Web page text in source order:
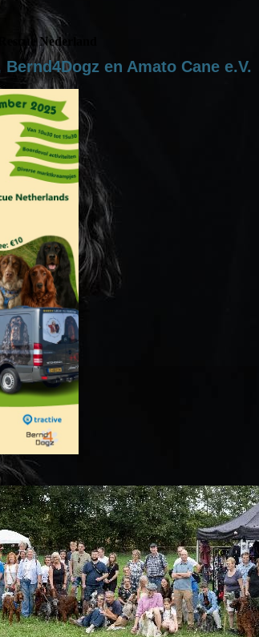
Nederland
en Amato Cane e.V.